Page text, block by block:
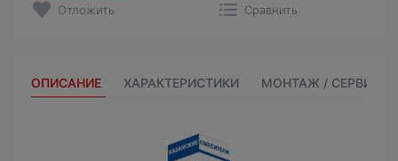
Отложить Сравнить
ОПИСАНИЕ ХАРАКТЕРИСТИКИ МОНТАЖ / СЕРВИС